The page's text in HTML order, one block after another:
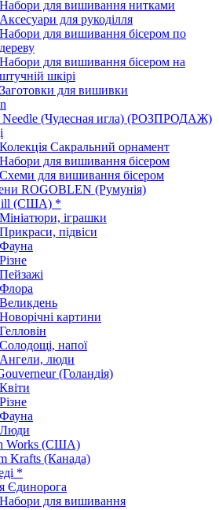
Набори для вишивання нитками
Аксесуари для рукоділля
Набори для вишивання бісером по
дереву
Набори для вишивання бісером на
штучній шкірі
Заготовки для вишивки
Needle (Чудесная игла) (РОЗПРОДАЖ)
Колекція Сакральний орнамент
Набори для вишивання бісером
Схеми для вишивання бісером
ROGOBLEN (Румунія)
(США) *
Мініатюри, іграшки
Прикраси, підвіси
Фауна
Різне
Пейзажі
Флора
Великдень
Новорічні картини
Гелловін
Солодощі, напої
Ангели, люди
(Голандія)
Квіти
Різне
Фауна
Люди
Works (США)
Krafts (Канада)
*
Єдинорога
Набори для вишивання